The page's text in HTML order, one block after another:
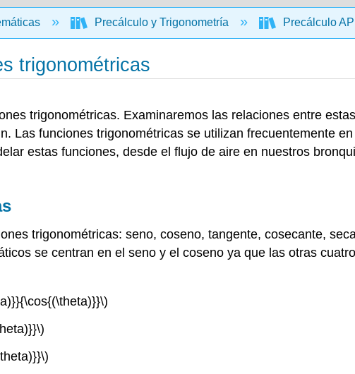
Precálculo y Trigonometría Precálculo
trigonométricas
trigonométricas. Examinaremos las relaciones entre
Las funciones trigonométricas se utilizan frecuentemente
estas funciones, desde el flujo de aire en nuestros
trigonométricas: seno, coseno, tangente, cosecante,
se centran en el seno y el coseno ya que las otras